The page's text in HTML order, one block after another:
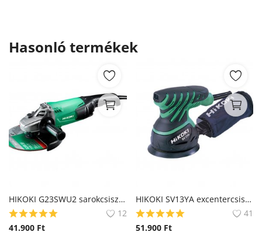
Hasonló termékek
HIKOKI G23SWU2 sarokcsiszoló (Hitachi)
12
41.900 Ft
HIKOKI SV13YA excentercsiszoló (Hitachi)
41
51.900 Ft